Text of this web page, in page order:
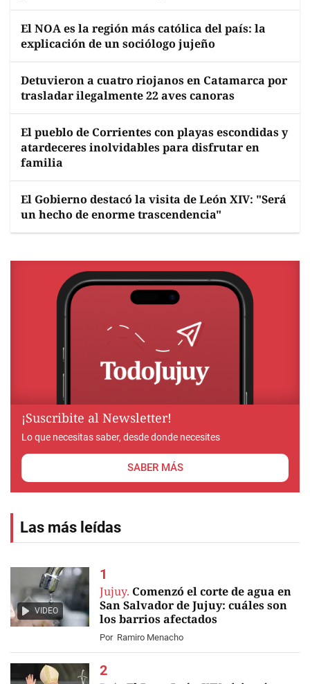
El NOA es la región más católica del país: la
explicación de un sociólogo jujeño
Detuvieron a cuatro riojanos en Catamarca por
trasladar ilegalmente 22 aves canoras
El pueblo de Corrientes con playas escondidas y
atardeceres inolvidables para disfrutar en
familia
El Gobierno destacó la visita de León XIV: "Será
un hecho de enorme trascendencia"
¡Suscribite al Newsletter!
Lo que necesitas saber, desde donde necesites
SABER MÁS
Las más leídas
VIDEO
Jujuy. Comenzó el corte de agua en
San Salvador de Jujuy: cuáles son
los barrios afectados
Por Ramiro Menacho